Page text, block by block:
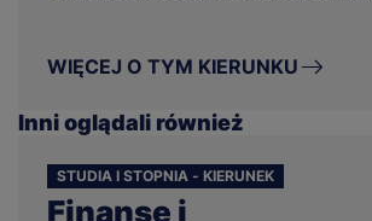
WIĘCEJ O TYM KIERUNKU
Inni oglądali również
STUDIA I STOPNIA - KIERUNEK
Finanse i